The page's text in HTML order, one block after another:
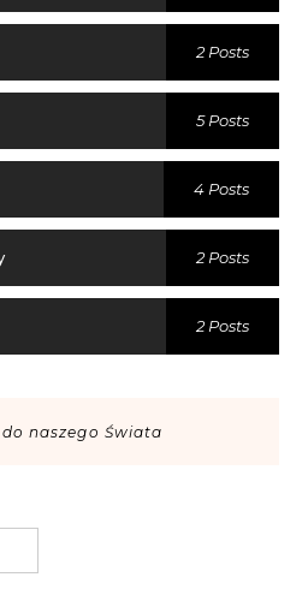
2 Posts
5 Posts
4 Posts
2 Posts
2 Posts
naszego Świata